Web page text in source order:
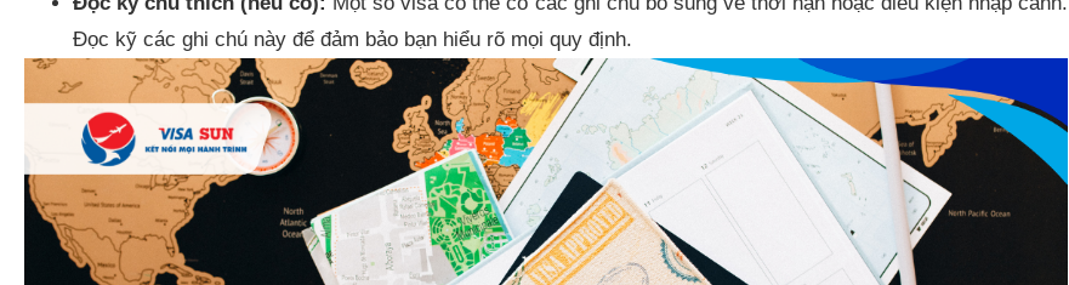
Đọc kỹ các ghi chú này để đảm bảo bạn hiểu rõ mọi quy định.